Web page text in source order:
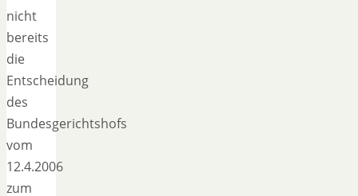
nicht
bereits
die
Entscheidung
des
Bundesgerichtshofs
vom
12.4.2006
zum